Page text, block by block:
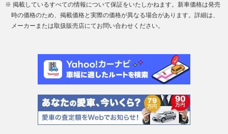
※ 掲載しているすべての情報について保証をいたしかねます。新車価格は発売
時の価格のため、掲載価格と実際の価格が異なる場合があります。詳細は、
メーカーまたは取扱販売店にてお問い合わせください。